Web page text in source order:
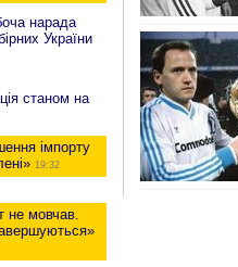
нарада
України
станом на
імпорту
19:32
не мовчав.